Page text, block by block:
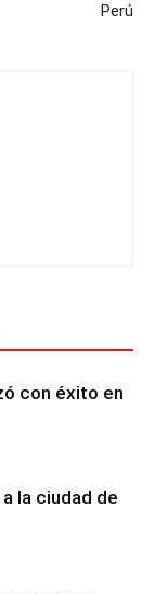
Perú
con éxito en
la ciudad de